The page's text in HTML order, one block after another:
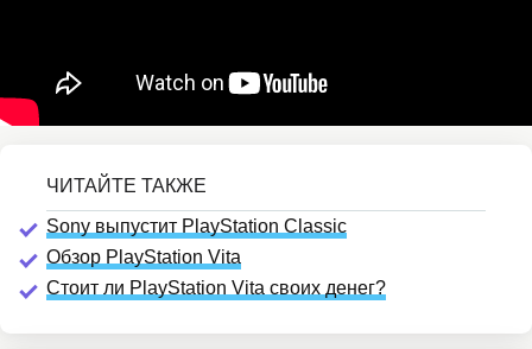
Sony выпустит PlayStation Classic
Обзор PlayStation Vita
Стоит ли PlayStation Vita своих денег?